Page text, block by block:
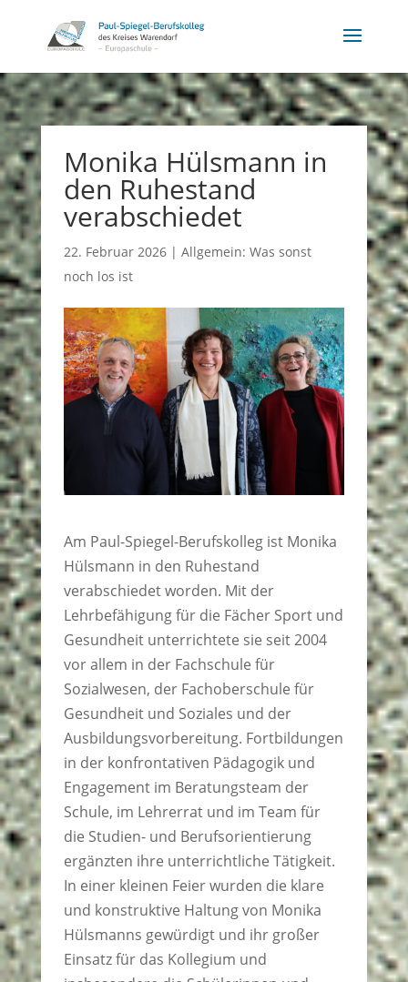
Monika Hülsmann in
den Ruhestand
verabschiedet
22. Februar 2026| Allgemein: Was sonst
noch los ist
Am Paul-Spiegel-Berufskolleg ist Monika
Hülsmann in den Ruhestand
verabschiedet worden. Mit der
Lehrbefähigung für die Fächer Sport und
Gesundheit unterrichtete sie seit 2004
vor allem in der Fachschule für
Sozialwesen, der Fachoberschule für
Gesundheit und Soziales und der
Ausbildungsvorbereitung. Fortbildungen
in der konfrontativen Pädagogik und
Engagement im Beratungsteam der
Schule, im Lehrerrat und im Team für
die Studien- und Berufsorientierung
ergänzten ihre unterrichtliche Tätigkeit.
In einer kleinen Feier wurden die klare
und konstruktive Haltung von Monika
Hülsmanns gewürdigt und ihr großer
Einsatz für das Kollegium und